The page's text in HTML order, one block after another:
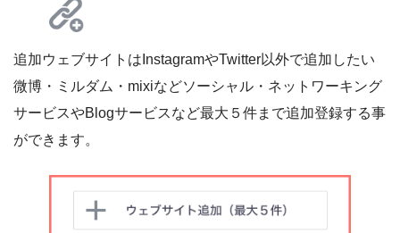
追加ウェブサイトはInstagramやTwitter以外で追加したい
微博・ミルダム・mixiなどソーシャル・ネットワーキング
サービスやBlogサービスなど最大５件まで追加登録する事
ができます。